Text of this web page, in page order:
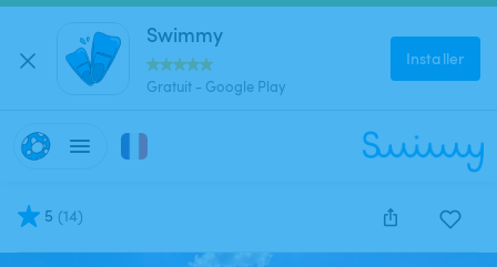
Swimmy
Gratuit - Google Play
Installer
5 (14)